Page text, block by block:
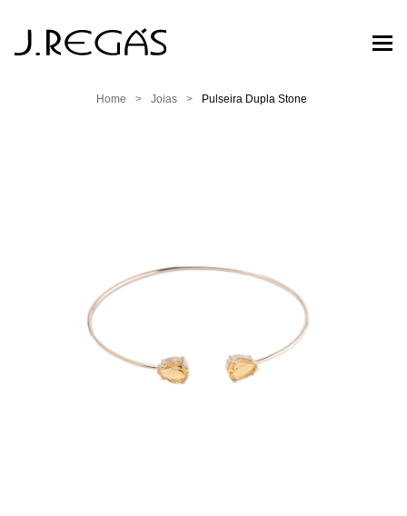
Home Joias Pulseira Dupla Stone